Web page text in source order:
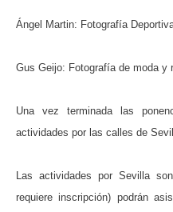
Ángel Martin: Fotografía
Gus Geijo: Fotografía de moda y
Una vez terminada las
actividades por las calles de
Las actividades por Sevilla
requiere inscripción) podrán